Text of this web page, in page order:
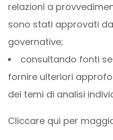
relazioni a
sono stati approvati
governative;
consultando fonti
fornire ulteriori
dei temi di analisi
Cliccare qui per